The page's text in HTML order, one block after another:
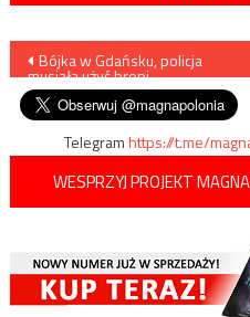
Nawigacja
wpisu
Bójka w Gdańsku, policja
musiała użyć broni
Telegramhttps://t.me/
WESPRZYJ PROJEKT